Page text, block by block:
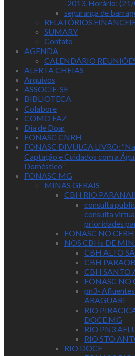
-2013. Horário: (21/
segurança de
RELATÓRIOS
SUMARY
Contato
AGENDA
CALENDÁRIO
ALERTA CHEIAS
Arquivos
ASSOCIE-SE
BIBLIOTECA
Colabore
COMO FAZ
Dia de Doar
FONASC CNRH
FONASC DIVULGA LIVRO:
Captação e Cuidados com a
Doméstico”
FONASC MG
MINAS GERAIS
CBH RIO
consulta
consulta
prioridades
FONASC NO
NOS CBHs DE
CBH ALTO
CBH
CBH SANTO
FONASC NO
pn3-
ARAGUARI
RIO
DOCE MG
RIO PN3
RIO STO
RIO DOCE